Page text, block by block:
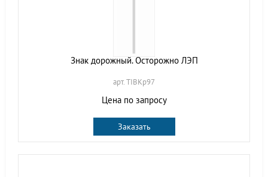
Знак дорожный. Осторожно ЛЭП
арт. TIBKp97
Цена по запросу
Заказать